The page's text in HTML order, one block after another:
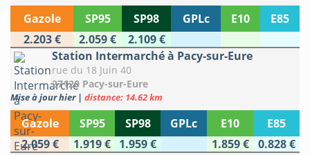
Gazole SP95 SP98 GPLc E10
E85
2.203 €
2.059 €
2.109 €
Station Intermarché à Pacy-sur-Eure
rue du 18 Juin 40
27120 Pacy-sur-Eure
Mise à jour hier | distance: 14.62 km
Gazole SP95 SP98 GPLc E10
E85
2.059 €
1.919 € 1.959 € 1.859 €
0.828 €